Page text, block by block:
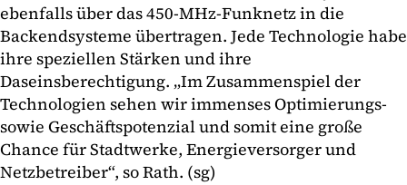
ebenfalls über das 450-MHz-Funknetz in die
Backendsysteme übertragen. Jede Technologie habe
ihre speziellen Stärken und ihre
Daseinsberechtigung. „Im Zusammenspiel der
Technologien sehen wir immenses Optimierungs-
sowie Geschäftspotenzial und somit eine große
Chance für Stadtwerke, Energieversorger und
Netzbetreiber“, so Rath. (sg)